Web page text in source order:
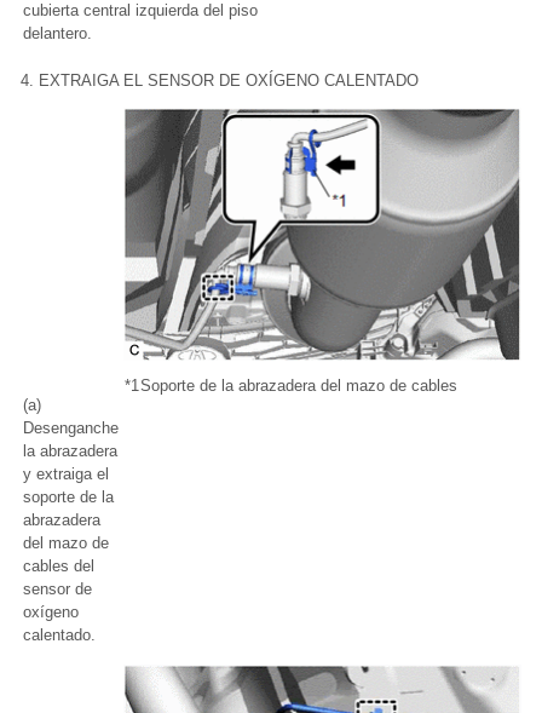
cubierta central izquierda del piso
delantero.
4. EXTRAIGA EL SENSOR DE OXÍGENO CALENTADO
(a)
Desenganche
la abrazadera
y extraiga el
soporte de la
abrazadera
del mazo de
cables del
sensor de
oxígeno
calentado.
*1Soporte de la abrazadera del mazo de cables